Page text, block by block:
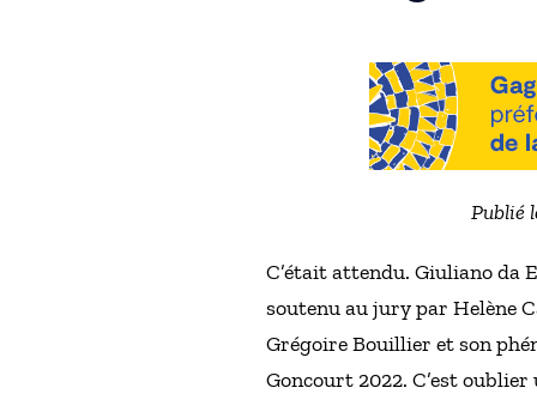
Publié
C’était attendu. Giuliano da
soutenu au jury par Helène
Grégoire Bouillier et son
Goncourt 2022. C’est